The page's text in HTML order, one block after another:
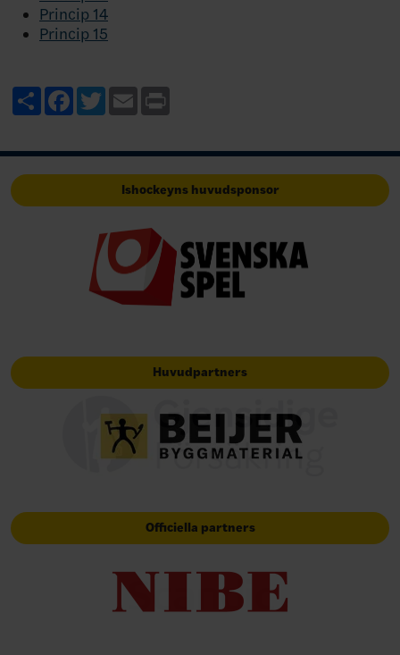
Princip 14
Princip 15
ShareFacebook
TwitterEmail
Ishockeyns huvudsponsor
Huvudpartners
Officiella partners